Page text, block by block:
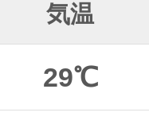
気温
29℃